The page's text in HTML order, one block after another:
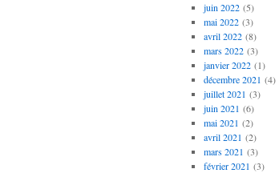
juin 2022(5)
mai 2022(3)
avril 2022(8)
mars 2022(3)
janvier 2022(1)
décembre 2021 (4)
juillet 2021 (3)
juin 2021 (6)
mai 2021 (2)
avril 2021 (2)
mars 2021 (3)
février 2021 (3)